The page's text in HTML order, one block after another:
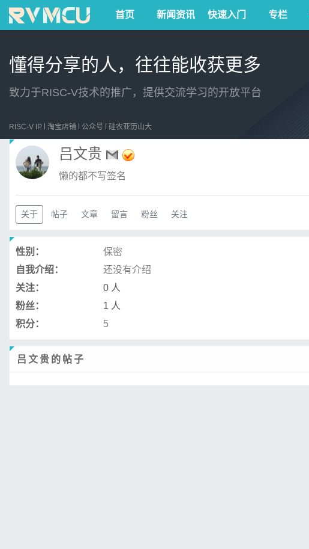
首页 新闻资讯 快速入门 专栏
懂得分享的人，往往能收获更多
致力于RISC-V技术的推广，提供交流学习的开放平台
RISC-V IP 淘宝店铺 公众号 硅农亚历山大
吕文贵
懒的都不写签名
关于 帖子 文章 留言 粉丝 关注
性别：
保密
自我介绍：
还没有介绍
关注：
0 人
粉丝：
1 人
积分：
5
吕文贵的帖子